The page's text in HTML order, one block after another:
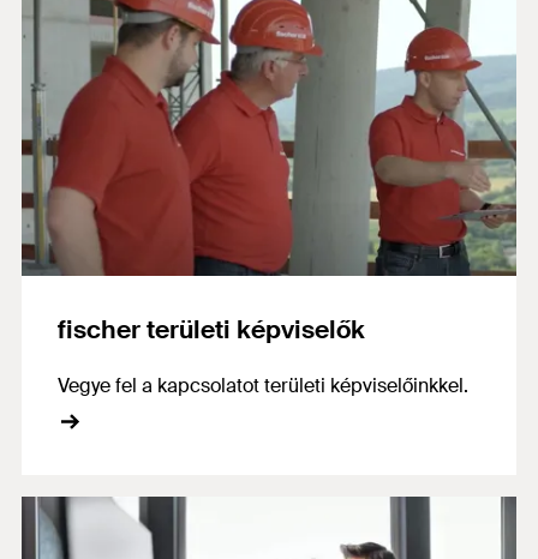
fischer területi képviselők
Vegye fel a kapcsolatot területi képviselőinkkel.